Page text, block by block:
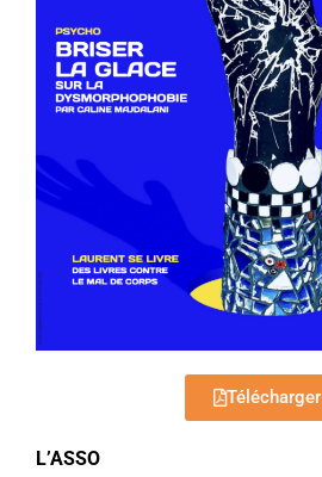
Télécharger
L’ASSO